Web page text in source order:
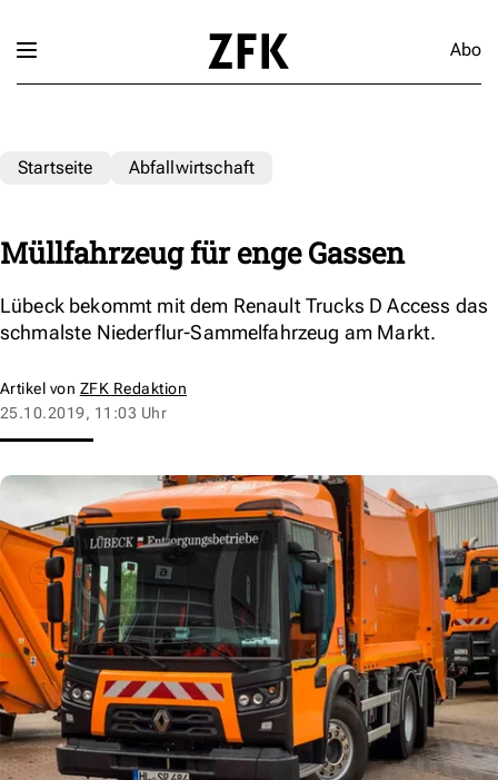
Abo
Startseite Abfallwirtschaft
Müllfahrzeug für enge Gassen
Lübeck bekommt mit dem Renault Trucks D Access das
schmalste Niederflur-Sammelfahrzeug am Markt.
Artikel von ZFK Redaktion
25.10.2019, 11:03 Uhr